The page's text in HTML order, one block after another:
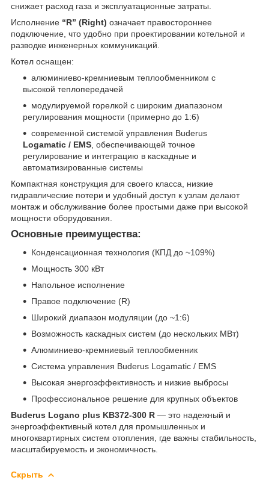
снижает расход газа и эксплуатационные затраты.
Исполнение “R” (Right) означает правостороннее
подключение, что удобно при проектировании котельной и
разводке инженерных коммуникаций.
Котел оснащен:
алюминиево-кремниевым теплообменником с
высокой теплопередачей
модулируемой горелкой с широким диапазоном
регулирования мощности (примерно до 1:6)
современной системой управления Buderus
Logamatic / EMS , обеспечивающей точное
регулирование и интеграцию в каскадные и
автоматизированные системы
Компактная конструкция для своего класса, низкие
гидравлические потери и удобный доступ к узлам делают
монтаж и обслуживание более простыми даже при высокой
мощности оборудования.
Основные преимущества:
Конденсационная технология (КПД до ~109%)
Мощность 300 кВт
Напольное исполнение
Правое подключение (R)
Широкий диапазон модуляции (до ~1:6)
Возможность каскадных систем (до нескольких МВт)
Алюминиево-кремниевый теплообменник
Система управления Buderus Logamatic / EMS
Высокая энергоэффективность и низкие выбросы
Профессиональное решение для крупных объектов
Buderus Logano plus KB372-300 R — это надежный и
энергоэффективный котел для промышленных и
многоквартирных систем отопления, где важны стабильность,
масштабируемость и экономичность.
Скрыть